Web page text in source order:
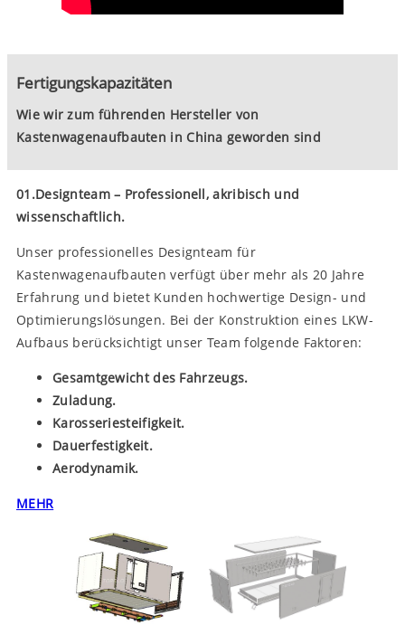
Fertigungskapazitäten
Wie wir zum führenden Hersteller von
Kastenwagenaufbauten in China geworden sind
01.Designteam – Professionell, akribisch und
wissenschaftlich.
Unser professionelles Designteam für
Kastenwagenaufbauten verfügt über mehr als 20 Jahre
Erfahrung und bietet Kunden hochwertige Design- und
Optimierungslösungen. Bei der Konstruktion eines LKW-
Aufbaus berücksichtigt unser Team folgende Faktoren:
Gesamtgewicht des Fahrzeugs.
Zuladung.
Karosseriesteifigkeit.
Dauerfestigkeit.
Aerodynamik.
MEHR